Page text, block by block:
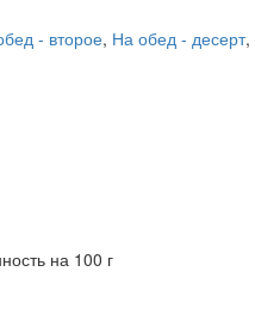
- второе, На обед - десерт,
на 100 г